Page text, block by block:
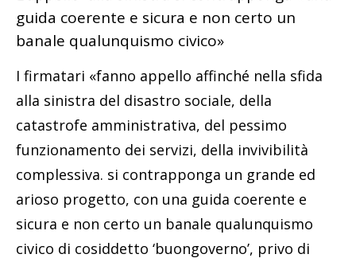
guida coerente e sicura e non certo un
banale qualunquismo civico»
I firmatari «fanno appello affinché nella sfida
alla sinistra del disastro sociale, della
catastrofe amministrativa, del pessimo
funzionamento dei servizi, della invivibilità
complessiva. si contrapponga un grande ed
arioso progetto, con una guida coerente e
sicura e non certo un banale qualunquismo
civico di cosiddetto ‘buongoverno’, privo di